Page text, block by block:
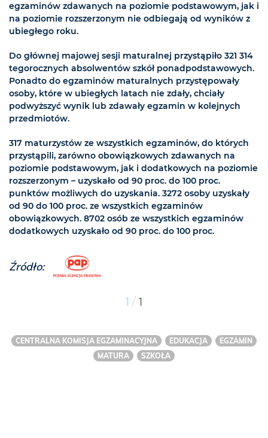
egzaminów zdawanych na poziomie podstawowym, jak i
na poziomie rozszerzonym nie odbiegają od wyników z
ubiegłego roku.
Do głównej majowej sesji maturalnej przystąpiło 321 314
tegorocznych absolwentów szkół ponadpodstawowych.
Ponadto do egzaminów maturalnych przystępowały
osoby, które w ubiegłych latach nie zdały, chciały
podwyższyć wynik lub zdawały egzamin w kolejnych
przedmiotów.
317 maturzystów ze wszystkich egzaminów, do których
przystąpili, zarówno obowiązkowych zdawanych na
poziomie podstawowym, jak i dodatkowych na poziomie
rozszerzonym – uzyskało od 90 proc. do 100 proc.
punktów możliwych do uzyskania. 3272 osoby uzyskały
od 90 do 100 proc. ze wszystkich egzaminów
obowiązkowych. 8702 osób ze wszystkich egzaminów
dodatkowych uzyskało od 90 proc. do 100 proc.
Źródło:
1 / 1
CENTRALNA KOMISJA EGZAMINACYJNA EDUKACJA
EGZAMIN
MATURA
SZKOŁA